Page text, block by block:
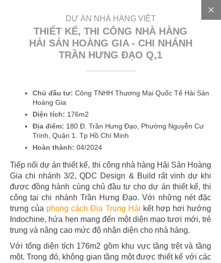
DỰ ÁN NHÀ HÀNG VIỆT
THIẾT KẾ, THI CÔNG NHÀ HÀNG
HẢI SẢN HOÀNG GIA - CHI NHÁNH
TRẦN HƯNG ĐẠO Q,1
Chủ đầu tư: Công TNHH Thương Mại Quốc Tế Hải Sản
Hoàng Gia
Diện tích: 176m2
Địa điểm: 180 Đ. Trần Hưng Đạo, Phường Nguyễn Cư
Trinh, Quận 1. Tp Hồ Chí Minh
Hoàn thành: 04/2024
Tiếp nối dự án thiết kế, thi công nhà hàng Hải Sản Hoàng
Gia chi nhánh 3/2, QDC Design & Build rất vinh dự khi
được đồng hành cùng chủ đầu tư cho dự án thiết kế, thi
công tại chi nhánh Trần Hưng Đạo. Với những nét đặc
trưng của phong cách Địa Trung Hải kết hợp hơi hướng
Indochine, hứa hẹn mang đến một diện mạo tươi mới, trẻ
trung và nâng cao mức độ nhận diện cho nhà hàng.
Với tổng diện tích 176m2 gồm khu vực tầng trệt và tầng
một. Trong đó, không gian tầng một được thiết kế với các
00+ DỰ Á
01
HIGHLANDS
CN Cát Lái
02
HIGHLANDS
CN Sunwah Pearl